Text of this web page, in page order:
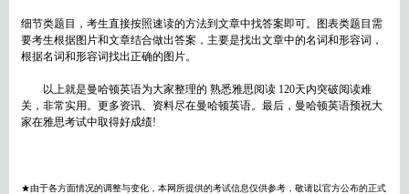
细节类题目，考生直接按照速读的方法到文章中找答案即可。图表类题目需
要考生根据图片和文章结合做出答案，主要是找出文章中的名词和形容词，
根据名词和形容词找出正确的图片。
以上就是曼哈顿英语为大家整理的 熟悉雅思阅读 120天内突破阅读难
关，非常实用。更多资讯、资料尽在曼哈顿英语。最后，曼哈顿英语预祝大
家在雅思考试中取得好成绩!
★由于各方面情况的调整与变化，本网所提供的考试信息仅供参考，敬请以官方公布的正式